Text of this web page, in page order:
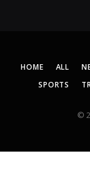
HOME ALL
SPORTS
©